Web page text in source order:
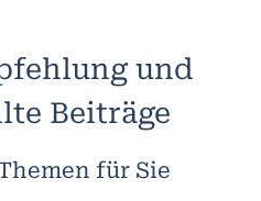
und
Beiträge
für Sie